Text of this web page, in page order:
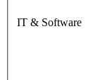
IT & Software